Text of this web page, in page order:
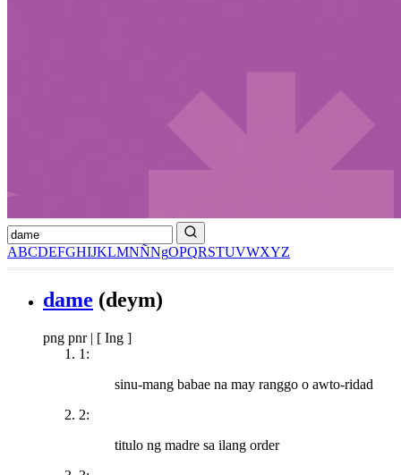
ABCDEFGHIJKLMNÑNgOPQRSTUVWXYZ
dame (deym)
png pnr | [ Ing ]
1:
sinu-mang babae na may ranggo o awto-ridad
2:
titulo ng madre sa ilang order